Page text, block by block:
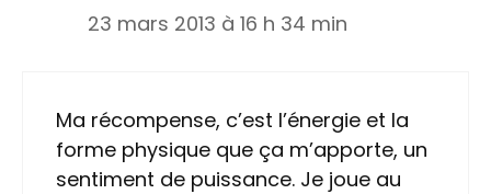
23 mars 2013 à 16 h 34 min
Ma récompense, c’est l’énergie et la
forme physique que ça m’apporte, un
sentiment de puissance. Je joue au